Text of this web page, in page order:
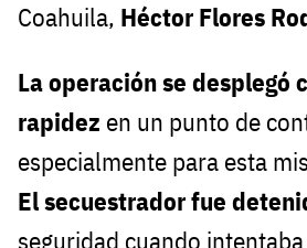
Coahuila, Héctor Flores
La operación se desplegó
rapidez en un punto de
especialmente para esta
El secuestrador fue
seguridad cuando